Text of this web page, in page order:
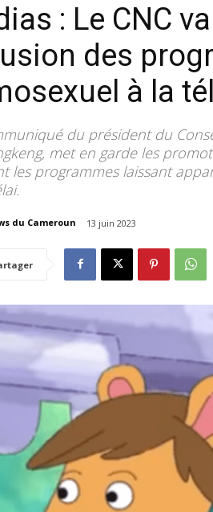
: Le CNC
des
à la
du président du
met en garde les
les programmes laissant
du Cameroun 13 juin 2023